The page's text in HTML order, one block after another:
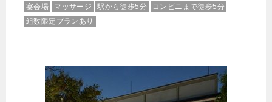
宴会場 マッサージ 駅から徒歩5分
コンビニまで徒歩5分
組数限定プランあり